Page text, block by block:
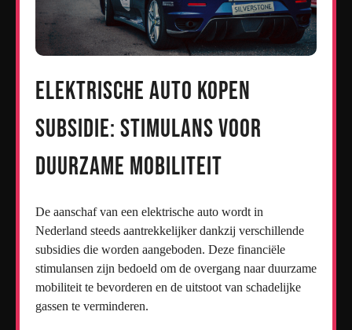
Elektrische Auto Kopen
Subsidie: Stimulans voor
Duurzame Mobiliteit
De aanschaf van een elektrische auto wordt in
Nederland steeds aantrekkelijker dankzij verschillende
subsidies die worden aangeboden. Deze financiële
stimulansen zijn bedoeld om de overgang naar duurzame
mobiliteit te bevorderen en de uitstoot van schadelijke
gassen te verminderen.